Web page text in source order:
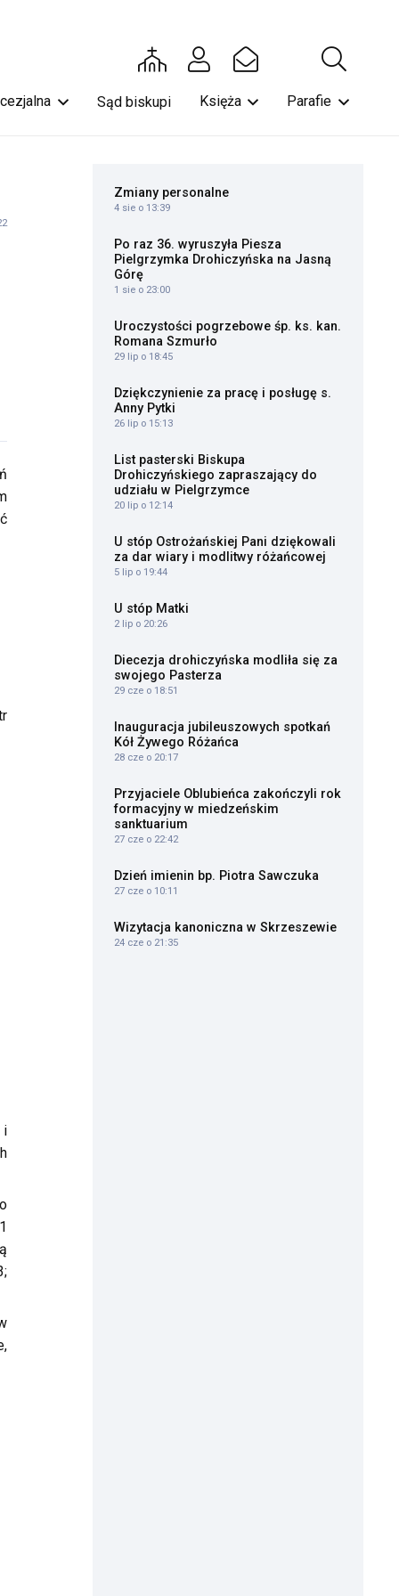
Sąd biskupi Księża Parafie
i
Zmiany personalne
4 sie o 13:39
Po raz 36. wyruszyła Piesza
Pielgrzymka Drohiczyńska na Jasną
Górę
1 sie o 23:00
Uroczystości pogrzebowe śp. ks. kan.
Romana Szmurło
29 lip o 18:45
Dziękczynienie za pracę i posługę s.
Anny Pytki
26 lip o 15:13
List pasterski Biskupa
Drohiczyńskiego zapraszający do
udziału w Pielgrzymce
20 lip o 12:14
U stóp Ostrożańskiej Pani dziękowali
za dar wiary i modlitwy różańcowej
5 lip o 19:44
U stóp Matki
2 lip o 20:26
Diecezja drohiczyńska modliła się za
swojego Pasterza
29 cze o 18:51
Inauguracja jubileuszowych spotkań
Kół Żywego Różańca
28 cze o 20:17
Przyjaciele Oblubieńca zakończyli rok
formacyjny w miedzeńskim
sanktuarium
27 cze o 22:42
Dzień imienin bp. Piotra Sawczuka
27 cze o 10:11
Wizytacja kanoniczna w Skrzeszewie
24 cze o 21:35